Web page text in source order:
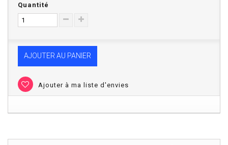
Quantité
AJOUTER AU PANIER
Ajouter à ma liste d'envies